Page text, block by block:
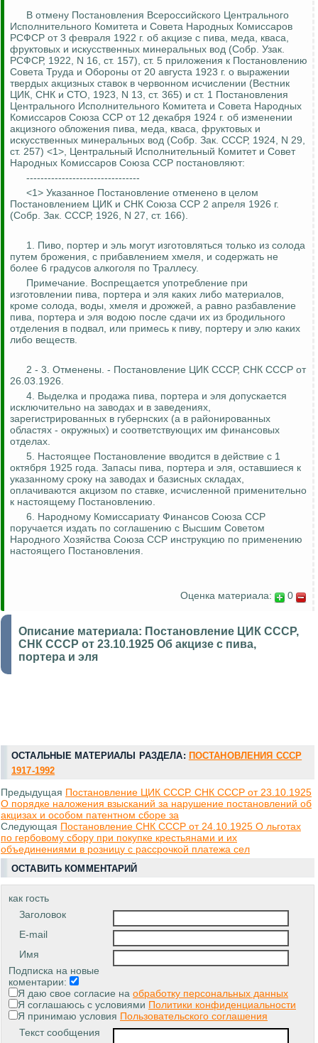
В отмену Постановления Всероссийского Центрального
Исполнительного Комитета и Совета Народных Комиссаров
РСФСР от 3 февраля 1922 г. об акцизе с пива, меда, кваса,
фруктовых и искусственных минеральных вод (Собр. Узак.
РСФСР, 1922, N 16, ст. 157), ст. 5 приложения к Постановлению
Совета Труда и Обороны от 20 августа 1923 г. о выражении
твердых акцизных ставок в червонном исчислении (Вестник
ЦИК, СНК и СТО, 1923, N 13, ст. 365) и ст. 1 Постановления
Центрального Исполнительного Комитета и Совета Народных
Комиссаров Союза ССР от 12 декабря 1924 г. об изменении
акцизного обложения пива, меда, кваса, фруктовых и
искусственных минеральных вод (Собр. Зак. СССР, 1924, N 29,
ст. 257) <1>, Центральный Исполнительный Комитет и Совет
Народных Комиссаров Союза ССР постановляют:
--------------------------------
<1> Указанное Постановление отменено в целом
Постановлением ЦИК и СНК Союза ССР 2 апреля 1926 г.
(Собр. Зак. СССР, 1926, N 27, ст. 166).
1. Пиво, портер и эль могут изготовляться только из солода
путем брожения, с прибавлением хмеля, и содержать не
более 6 градусов алкоголя по Траллесу.
Примечание. Воспрещается употребление при
изготовлении пива, портера и эля каких либо материалов,
кроме солода, воды, хмеля и дрожжей, а равно разбавление
пива, портера и эля водою после сдачи их из бродильного
отделения в подвал, или примесь к пиву, портеру и элю каких
либо веществ.
2 - 3. Отменены. - Постановление ЦИК СССР, СНК СССР от
26.03.1926.
4. Выделка и продажа пива, портера и эля допускается
исключительно на заводах и в заведениях,
зарегистрированных в губернских (а в районированных
областях - окружных) и соответствующих им финансовых
отделах.
5. Настоящее Постановление вводится в действие с 1
октября 1925 года. Запасы пива, портера и эля, оставшиеся к
указанному сроку на заводах и базисных складах,
оплачиваются акцизом по ставке, исчисленной применительно
к настоящему Постановлению.
6. Народному Комиссариату Финансов Союза ССР
поручается издать по соглашению с Высшим Советом
Народного Хозяйства Союза ССР инструкцию по применению
настоящего Постановления.
Оценка материала: 0
Описание материала: Постановление ЦИК СССР,
СНК СССР от 23.10.1925 Об акцизе с пива,
портера и эля
ОСТАЛЬНЫЕ МАТЕРИАЛЫ РАЗДЕЛА: ПОСТАНОВЛЕНИЯ СССР
1917-1992
Предыдущая Постановление ЦИК СССР. СНК СССР от 23.10.1925
О порядке наложения взысканий за нарушение постановлений об
акцизах и особом патентном сборе за
Следующая Постановление СНК СССР от 24.10.1925 О льготах
по гербовому сбору при покупке крестьянами и их
объединениями в розницу с рассрочкой платежа сел
ОСТАВИТЬ КОММЕНТАРИЙ
как гость
Заголовок
E-mail
Имя
Подписка на новые
коментарии:
Я даю свое согласие на обработку персональных данных
Я соглашаюсь с условиями Политики конфиденциальности
Я принимаю условия Пользовательского соглашения
Текст сообщения